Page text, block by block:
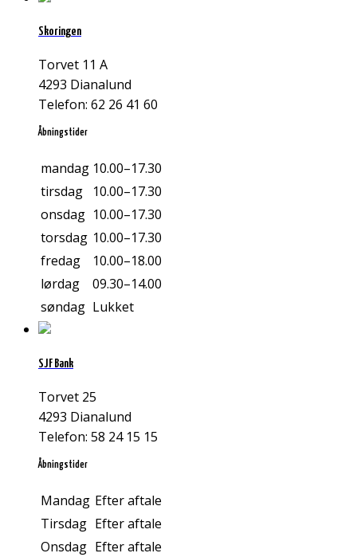
Skoringen
Torvet 11 A
4293 Dianalund
Telefon: 62 26 41 60
Åbningstider
mandag 10.00–17.30
tirsdag
10.00–17.30
onsdag 10.00–17.30
torsdag 10.00–17.30
fredag
10.00–18.00
lørdag
09.30–14.00
søndag Lukket
SJF Bank
Torvet 25
4293 Dianalund
Telefon: 58 24 15 15
Åbningstider
Mandag Efter aftale
Tirsdag Efter aftale
Onsdag Efter aftale